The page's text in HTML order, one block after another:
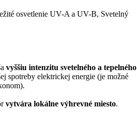
osvetlenie UV-A a UV-B, Svetelný
vyššiu intenzitu svetelného a tepelného
spotreby elektrickej energie (je možné
vytvára lokálne výhrevné miesto.